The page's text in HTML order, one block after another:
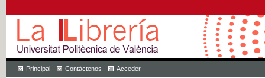
Principal Contáctenos Acceder